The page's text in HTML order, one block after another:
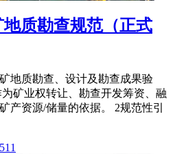
质勘查规范（正式
地质勘查、设计及勘查成果验
矿业权转让、勘查开发筹资、融
产资源/储量的依据。 2规范性引